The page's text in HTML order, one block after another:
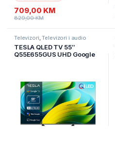
709,00 KM
829,00KM
Televizori ,Televizori i audio
TESLA QLED TV 55″
Q55E655GUS UHD Google